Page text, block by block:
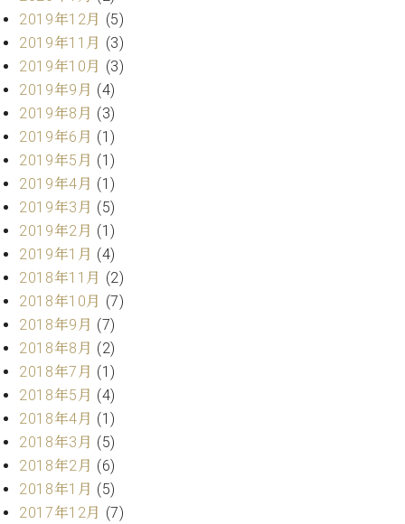
W.
ホ
フ
マ
ン
プ
ロ
フ
ェ
ッ
シ
ョ
ル
W.
ホ
フ
マ
ン
ト
ラ
デ
ィ
内
(PDF)
い
合
わ
せ
本
：
八
王
子
・
技
術
営
セ
ン
タ
2019年12月 (5)
2019年11月 (3)
2019年10月 (3)
2019年9月 (4)
2019年8月 (3)
2019年6月 (1)
2019年5月 (1)
2019年4月 (1)
2019年3月 (5)
2019年2月 (1)
2019年1月 (4)
2018年11月 (2)
2018年10月 (7)
2018年9月 (7)
2018年8月 (2)
2018年7月 (1)
2018年5月 (4)
2018年4月 (1)
2018年3月 (5)
2018年2月 (6)
2018年1月 (5)
2017年12月 (7)